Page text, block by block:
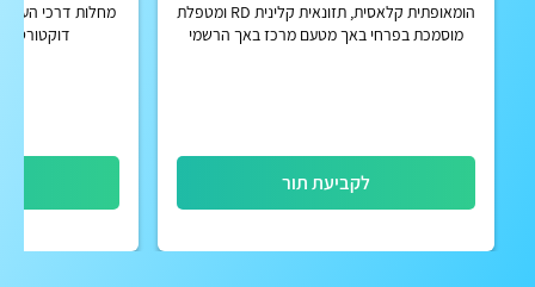
הומאופתית קלאסית, תזונאית קלינית RD ומטפלת
מוסמכת בפרחי באך מטעם מרכז באך הרשמי
לקביעת תור
מחלות דרכי
דוקטורט